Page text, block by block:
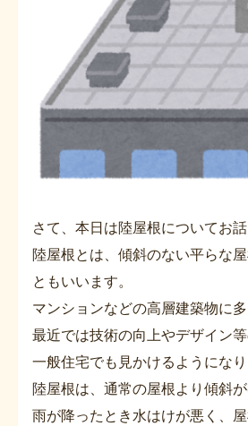
さて、本日は陸屋根についてお
陸屋根とは、傾斜のない平らな
ともいいます。
マンションなどの高層建築物に多
最近では技術の向上やデザイン
一般住宅でも見かけるようにな
陸屋根は、通常の屋根より傾斜が
雨が降ったとき水はけが悪く、